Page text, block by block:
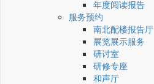
年度阅读报告
服务预约
南北配楼报告厅
展览展示服务
研讨室
研修专座
和声厅